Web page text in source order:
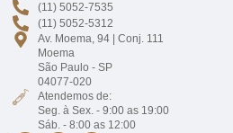
(11) 5052-7535
(11) 5052-5312
Av. Moema, 94 | Conj. 111
Moema
São Paulo - SP
04077-020
Atendemos de:
Seg. à Sex. - 9:00 as 19:00
Sáb. - 8:00 as 12:00